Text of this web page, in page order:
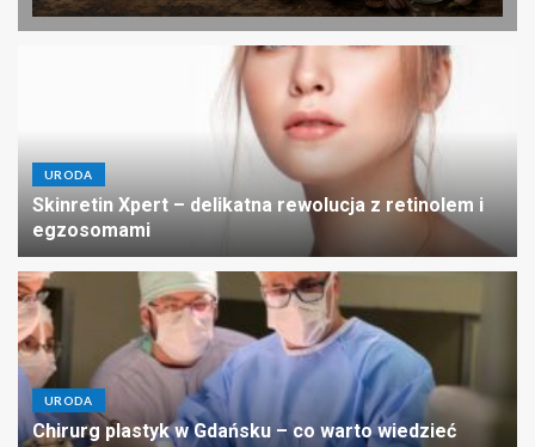
URODA
Skinretin Xpert – delikatna rewolucja z retinolem i
egzosomami
URODA
Chirurg plastyk w Gdańsku – co warto wiedzieć